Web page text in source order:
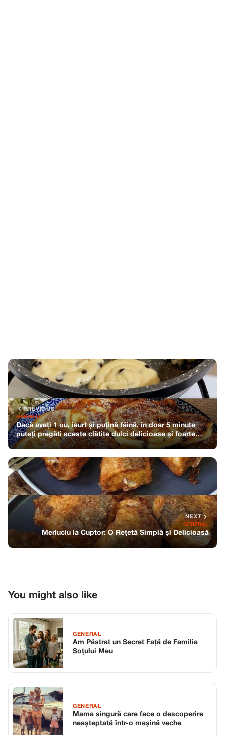
PREVIOUS
GENERAL
Dacă aveți 1 ou, iaurt și puțină făină, în doar 5 minute
puteți pregăti aceste clătite dulci delicioase și foarte
pufoase
NEXT
GENERAL
Merluciu la Cuptor: O Rețetă Simplă și Delicioasă
You might also like
GENERAL
Am Păstrat un Secret Față de Familia
Soțului Meu
GENERAL
Mama singură care face o descoperire
neașteptată într-o mașină veche